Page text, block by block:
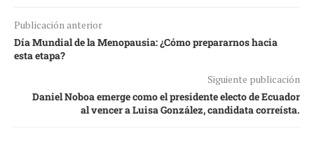
Publicación anterior
Día Mundial de la Menopausia: ¿Cómo prepararnos hacia
esta etapa?
Siguiente publicación
Daniel Noboa emerge como el presidente electo de Ecuador
al vencer a Luisa González, candidata correísta.